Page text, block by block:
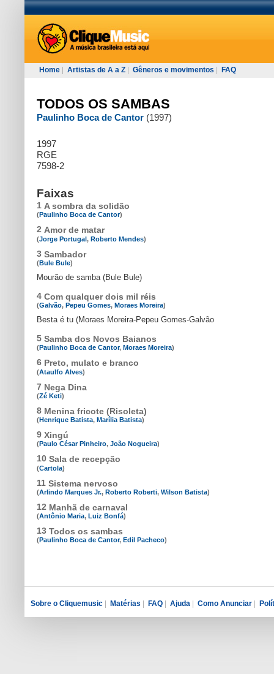
Home Artistas de A a Z Gêneros e movimentos FAQ
TODOS OS SAMBAS
Paulinho Boca de Cantor (1997)
1997
RGE
7598-2
Faixas
1 A sombra da solidão
(Paulinho Boca de Cantor)
2 Amor de matar
(Jorge Portugal, Roberto Mendes)
3 Sambador
(Bule Bule)
Mourão de samba (Bule Bule)
4 Com qualquer dois mil réis
(Galvão, Pepeu Gomes, Moraes Moreira)
Besta é tu (Moraes Moreira-Pepeu Gomes-Galvão
5 Samba dos Novos Baianos
(Paulinho Boca de Cantor, Moraes Moreira)
6 Preto, mulato e branco
(Ataulfo Alves)
7 Nega Dina
(Zé Keti)
8 Menina fricote (Risoleta)
(Henrique Batista, Marília Batista)
9 Xingú
(Paulo César Pinheiro, João Nogueira)
10 Sala de recepção
(Cartola)
11 Sistema nervoso
(Arlindo Marques Jr., Roberto Roberti, Wilson Batista)
12 Manhã de carnaval
(Antônio Maria, Luiz Bonfá)
13 Todos os sambas
(Paulinho Boca de Cantor, Edil Pacheco)
Sobre o Cliquemusic Matérias FAQ Ajuda Como Anunciar